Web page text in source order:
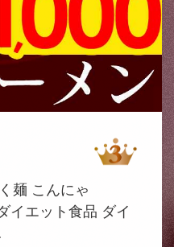
麺 こんにゃ
イエット食品 ダイ